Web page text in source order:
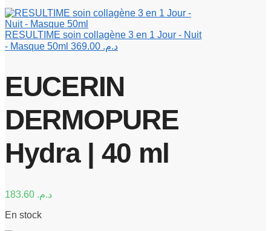
RESULTIME soin collagène 3 en 1 Jour - Nuit
- Masque 50ml
د.م.
EUCERIN
DERMOPURE
Hydra | 40 ml
د.م.
En stock